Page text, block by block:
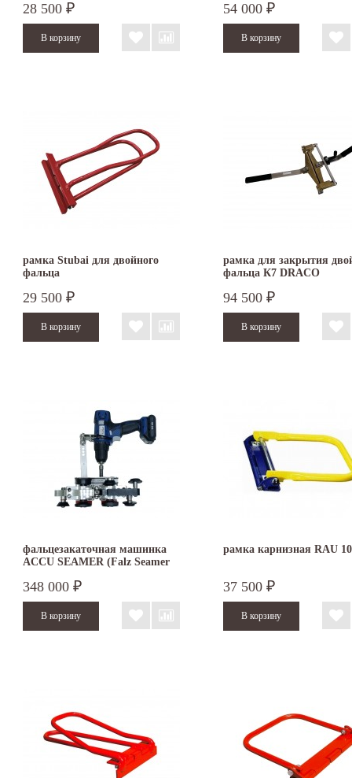
28 500 ₽ 54 000 ₽
рамка Stubai для двойного
фальца
29 500 ₽
рамка для закрытия
фальца К7 DRACO
94 500 ₽
фальцезакаточная машинка
ACCU SEAMER (Falz Seamer
348 000 ₽
рамка карнизная RAU
37 500 ₽